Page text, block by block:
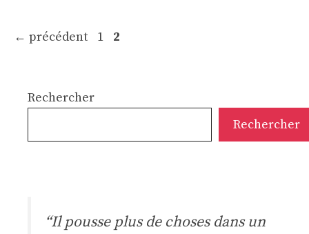
← précédent Page
1 Page
2
Rechercher
Rechercher
“Il pousse plus de choses dans un